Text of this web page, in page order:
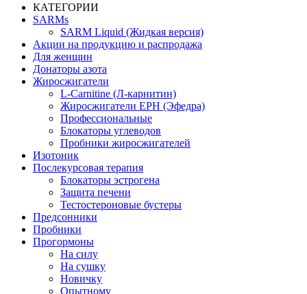
КАТЕГОРИИ
SARMs
SARM Liquid (Жидкая версия)
Акции на продукцию и распродажа
Для женщин
Донаторы азота
Жиросжигатели
L-Carnitine (Л-карнитин)
Жиросжигатели EPH (Эфедра)
Профессиональные
Блокаторы углеводов
Пробники жиросжигателей
Изотоник
Послекурсовая терапия
Блокаторы эстрогена
Защита печени
Тестостероновые бустеры
Предсонники
Пробники
Прогормоны
На силу
На сушку
Новичку
Опытному